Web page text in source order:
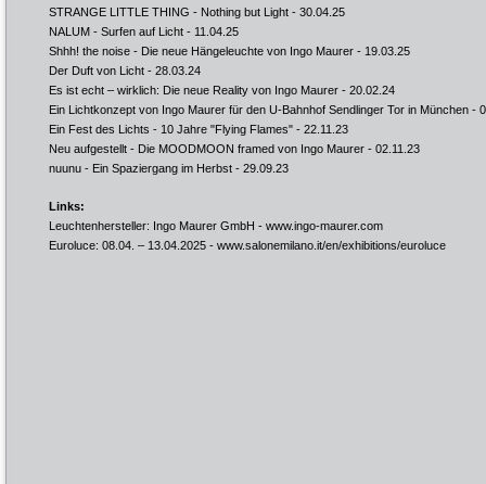
STRANGE LITTLE THING - Nothing but Light - 30.04.25
NALUM - Surfen auf Licht - 11.04.25
Shhh! the noise - Die neue Hängeleuchte von Ingo Maurer - 19.03.25
Der Duft von Licht - 28.03.24
Es ist echt – wirklich: Die neue Reality von Ingo Maurer - 20.02.24
Ein Lichtkonzept von Ingo Maurer für den U-Bahnhof Sendlinger Tor in München -
Ein Fest des Lichts - 10 Jahre "Flying Flames" - 22.11.23
Neu aufgestellt - Die MOODMOON framed von Ingo Maurer - 02.11.23
nuunu - Ein Spaziergang im Herbst - 29.09.23
Links:
Leuchtenhersteller: Ingo Maurer GmbH - www.ingo-maurer.com
Euroluce: 08.04. – 13.04.2025 - www.salonemilano.it/en/exhibitions/euroluce